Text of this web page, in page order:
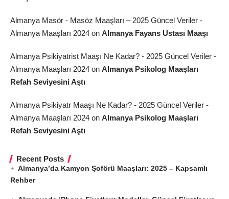
Almanya Masör - Masöz Maaşları – 2025 Güncel Veriler -
Almanya Maaşları 2024 on Almanya Fayans Ustası Maaşı
Almanya Psikiyatrist Maaşı Ne Kadar? - 2025 Güncel Veriler -
Almanya Maaşları 2024 on Almanya Psikolog Maaşları
Refah Seviyesini Aştı
Almanya Psikiyatr Maaşı Ne Kadar? - 2025 Güncel Veriler -
Almanya Maaşları 2024 on Almanya Psikolog Maaşları
Refah Seviyesini Aştı
Recent Posts
Almanya’da Kamyon Şoförü Maaşları: 2025 – Kapsamlı
Rehber